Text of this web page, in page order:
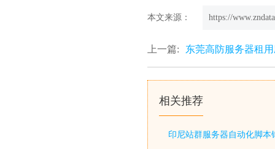
本文来源： https://
上一篇: 东莞高防服务器租
相关推荐
印尼站群服务器自动化脚本